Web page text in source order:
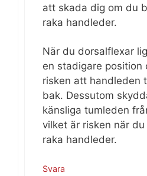
att skada dig om du
raka handleder.
När du dorsalflexar
en stadigare position
risken att handleden
bak. Dessutom
känsliga tumleden
vilket är risken när
raka handleder.
Svara